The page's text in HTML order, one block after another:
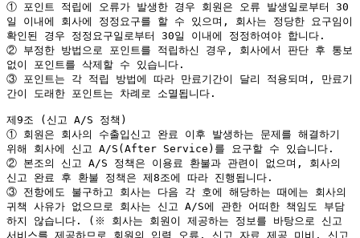
① 포인트 적립에 오류가 발생한 경우 회원은 오류 발생일로부터 30
일 이내에 회사에 정정요구를 할 수 있으며, 회사는 정당한 요구임이
확인된 경우 정정요구일로부터 30일 이내에 정정하여야 합니다.
② 부정한 방법으로 포인트를 적립하신 경우, 회사에서 판단 후 통보
없이 포인트를 삭제할 수 있습니다.
③ 포인트는 각 적립 방법에 따라 만료기간이 달리 적용되며, 만료기
간이 도래한 포인트는 차례로 소멸됩니다.
제9조 (신고 A/S 정책)
① 회원은 회사의 수출입신고 완료 이후 발생하는 문제를 해결하기
위해 회사에 신고 A/S(After Service)를 요구할 수 있습니다.
② 본조의 신고 A/S 정책은 이용료 환불과 관련이 없으며, 회사의
신고 완료 후 환불 정책은 제8조에 따라 진행됩니다.
③ 전항에도 불구하고 회사는 다음 각 호에 해당하는 때에는 회사의
귀책 사유가 없으므로 회사는 신고 A/S에 관한 어떠한 책임도 부담
하지 않습니다. (※ 회사는 회원이 제공하는 정보를 바탕으로 신고
서비스를 제공하므로 회원의 입력 오류, 신고 자료 제공 미비, 신고